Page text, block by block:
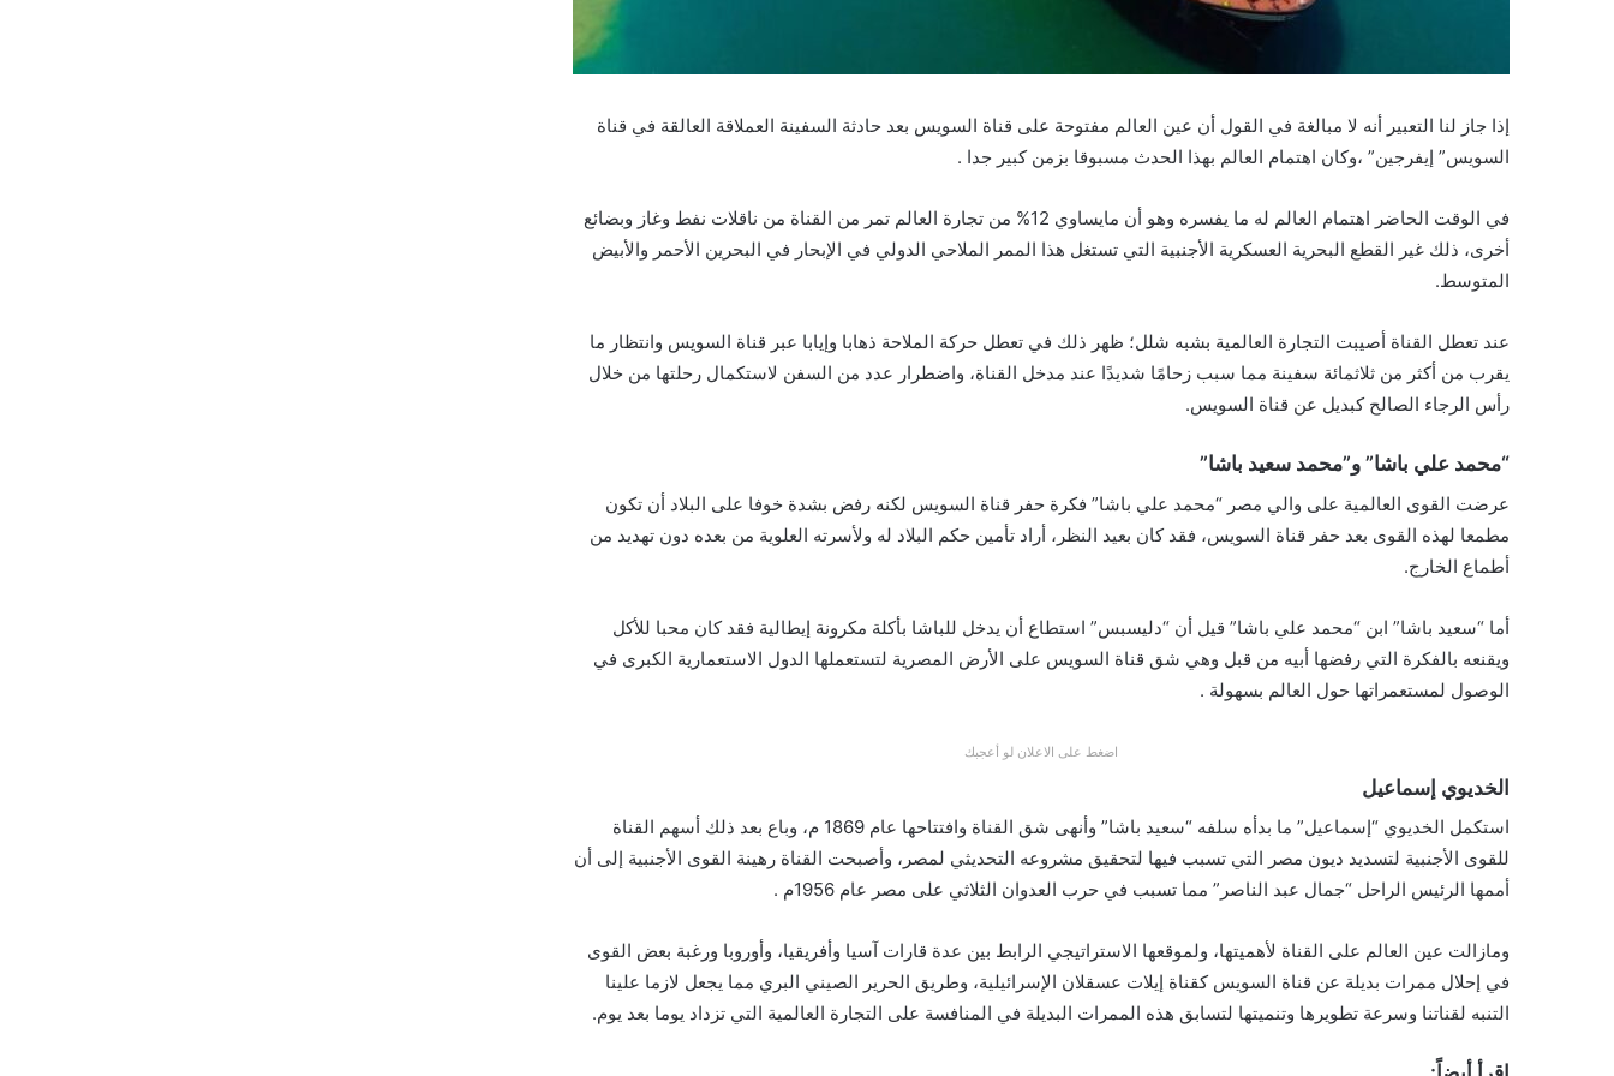
إذا جاز لنا التعبير أنه لا مبالغة في القول أن عين العالم مفتوحة على قناة السويس بعد حادثة السفينة العملاقة العالقة في قناة
السويس” إيفرجين” ،وكان اهتمام العالم بهذا الحدث مسبوقا بزمن كبير جدا .
في الوقت الحاضر اهتمام العالم له ما يفسره وهو أن مايساوي 12% من تجارة العالم تمر من القناة من ناقلات نفط وغاز وبضائع
أخرى، ذلك غير القطع البحرية العسكرية الأجنبية التي تستغل هذا الممر الملاحي الدولي في الإبحار في البحرين الأحمر والأبيض
المتوسط.
عند تعطل القناة أصيبت التجارة العالمية بشبه شلل؛ ظهر ذلك في تعطل حركة الملاحة ذهابا وإيابا عبر قناة السويس وانتظار ما
يقرب من أكثر من ثلاثمائة سفينة مما سبب زحامًا شديدًا عند مدخل القناة، واضطرار عدد من السفن لاستكمال رحلتها من خلال
رأس الرجاء الصالح كبديل عن قناة السويس.
“محمد علي باشا” و”محمد سعيد باشا”
عرضت القوى العالمية على والي مصر “محمد علي باشا” فكرة حفر قناة السويس لكنه رفض بشدة خوفا على البلاد أن تكون
مطمعا لهذه القوى بعد حفر قناة السويس، فقد كان بعيد النظر، أراد تأمين حكم البلاد له ولأسرته العلوية من بعده دون تهديد من
أطماع الخارج.
أما “سعيد باشا” ابن “محمد علي باشا” قيل أن “دليسبس” استطاع أن يدخل للباشا بأكلة مكرونة إيطالية فقد كان محبا للأكل
ويقنعه بالفكرة التي رفضها أبيه من قبل وهي شق قناة السويس على الأرض المصرية لتستعملها الدول الاستعمارية الكبرى في
الوصول لمستعمراتها حول العالم بسهولة .
اضغط على الاعلان لو أعجبك
الخديوي إسماعيل
استكمل الخديوي “إسماعيل” ما بدأه سلفه “سعيد باشا” وأنهى شق القناة وافتتاحها عام 1869 م، وباع بعد ذلك أسهم القناة
للقوى الأجنبية لتسديد ديون مصر التي تسبب فيها لتحقيق مشروعه التحديثي لمصر، وأصبحت القناة رهينة القوى الأجنبية إلى أن
أممها الرئيس الراحل “جمال عبد الناصر” مما تسبب في حرب العدوان الثلاثي على مصر عام 1956م .
ومازالت عين العالم على القناة لأهميتها، ولموقعها الاستراتيجي الرابط بين عدة قارات آسيا وأفريقيا، وأوروبا ورغبة بعض القوى
في إحلال ممرات بديلة عن قناة السويس كقناة إيلات عسقلان الإسرائيلية، وطريق الحرير الصيني البري مما يجعل لازما علينا
التنبه لقناتنا وسرعة تطويرها وتنميتها لتسابق هذه الممرات البديلة في المنافسة على التجارة العالمية التي تزداد يوما بعد يوم.